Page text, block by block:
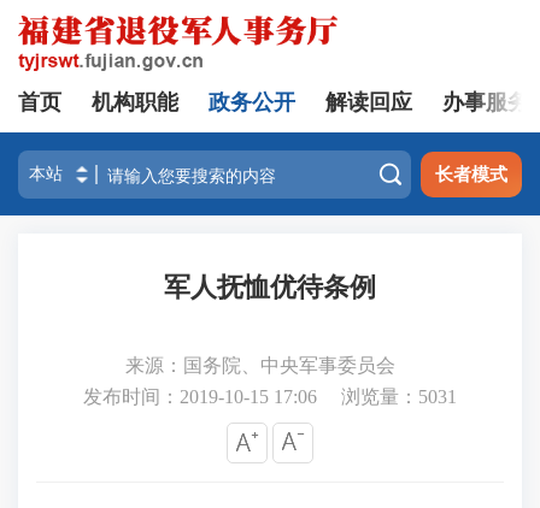
首页 机构职能 政务公开 解读回应 办事服务
 长者模式
军人抚恤优待条例
来源：国务院、中央军事委员会
发布时间：2019-10-15 17:06
浏览量： 5031